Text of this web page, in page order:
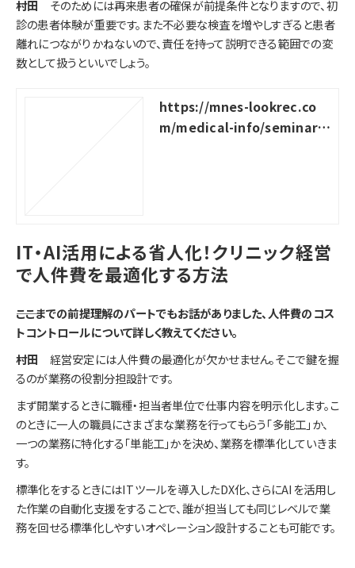
村田 そのためには再来患者の確保が前提条件となりますので、初
診の患者体験が重要です。また不必要な検査を増やしすぎると患者
離れにつながりかねないので、責任を持って説明できる範囲での変
数として扱うといいでしょう。
https://mnes-lookrec.co
m/medical-info/seminar-r
IT・AI活用による省人化！クリニック経営
で人件費を最適化する方法
――ここまでの前提理解のパートでもお話がありました、人件費のコス
トコントロールについて詳しく教えてください。
村田 経営安定には人件費の最適化が欠かせません。そこで鍵を握
るのが業務の役割分担設計です。
まず開業するときに職種・担当者単位で仕事内容を明示化します。こ
のときに一人の職員にさまざまな業務を行ってもらう「多能工」か、
一つの業務に特化する「単能工」かを決め、業務を標準化していきま
す。
標準化をするときにはITツールを導入したDX化、さらにAIを活用し
た作業の自動化支援をすることで、誰が担当しても同じレベルで業
務を回せる標準化しやすいオペレーション設計することも可能です。